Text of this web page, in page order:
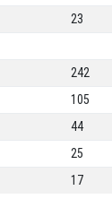
23
242
105
44
25
17